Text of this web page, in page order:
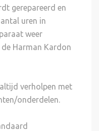
gerepareerd en
uren in
weer
Harman Kardon
verholpen met
onderdelen.